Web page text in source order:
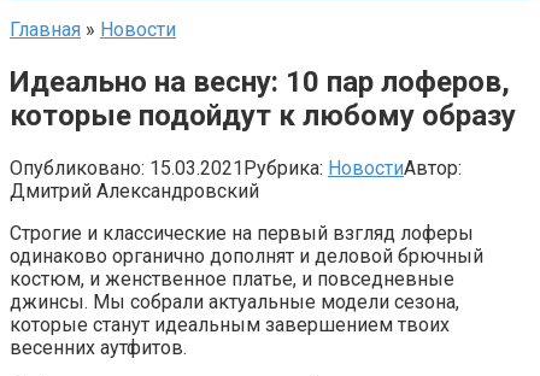
Главная » Новости
Идеально на весну: 10 пар лоферов,
которые подойдут к любому образу
Опубликовано: 15.03.2021Рубрика: НовостиАвтор:
Дмитрий Александровский
Строгие и классические на первый взгляд лоферы
одинаково органично дополнят и деловой брючный
костюм, и женственное платье, и повседневные
джинсы. Мы собрали актуальные модели сезона,
которые станут идеальным завершением твоих
весенних аутфитов.